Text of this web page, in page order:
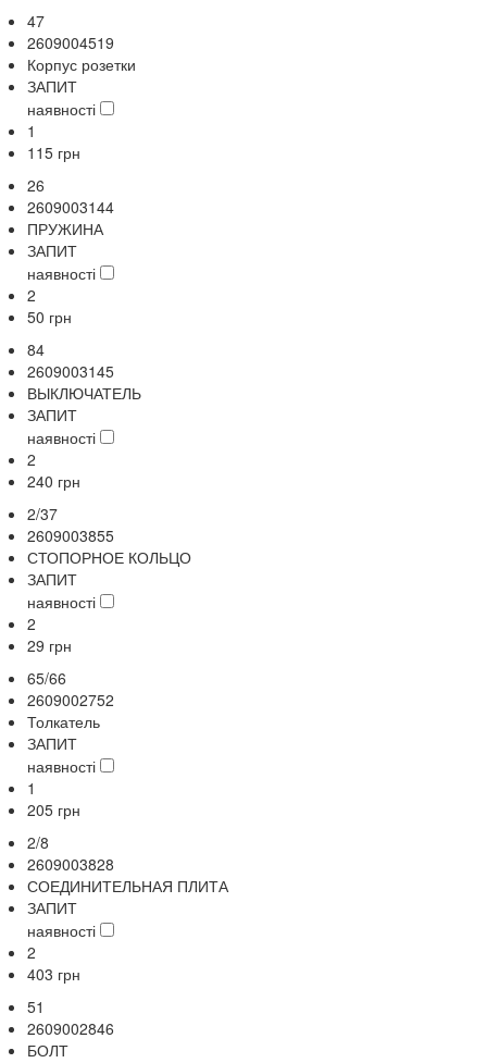
47
2609004519
Корпус розетки
ЗАПИТ
наявності
1
115 грн
26
2609003144
ПРУЖИНА
ЗАПИТ
наявності
2
50 грн
84
2609003145
ВЫКЛЮЧАТЕЛЬ
ЗАПИТ
наявності
2
240 грн
2/37
2609003855
СТОПОРНОЕ КОЛЬЦО
ЗАПИТ
наявності
2
29 грн
65/66
2609002752
Толкатель
ЗАПИТ
наявності
1
205 грн
2/8
2609003828
СОЕДИНИТЕЛЬНАЯ ПЛИТА
ЗАПИТ
наявності
2
403 грн
51
2609002846
БОЛТ